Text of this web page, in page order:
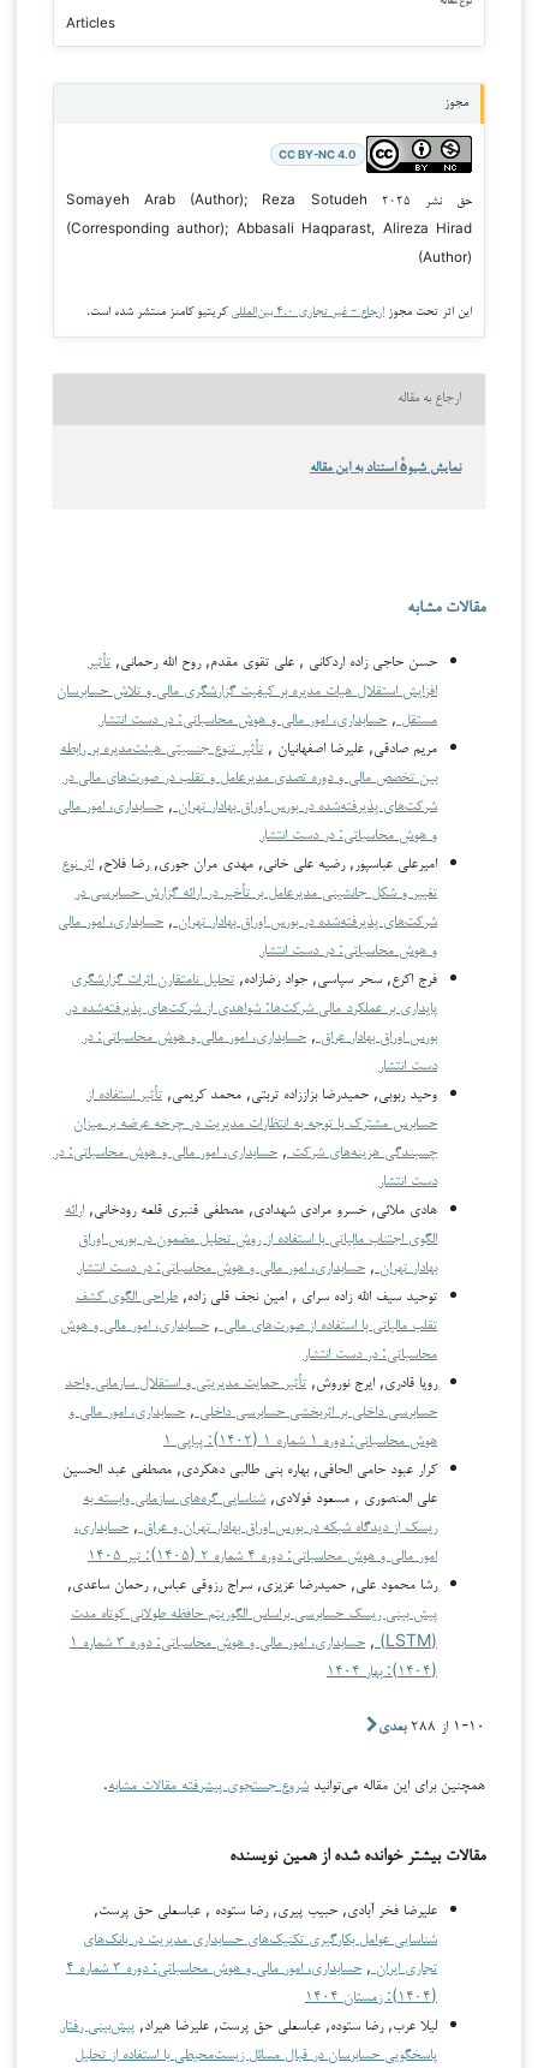
Articles
مجوز
CC BY-NC 4.0
حق نشر ۲۰۲۵ Somayeh Arab (Author); Reza Sotudeh
(Corresponding author); Abbasali Haqparast, Alireza Hirad
(Author)
این اثر تحت مجوز ارجاع - غیر تجاری ۴.۰ بین‌المللی کریتیو کامنز منتشر شده است.
ارجاع به مقاله
نمایش شیوهٔ استناد به این مقاله
مقالات مشابه
حسن حاجی زاده اردکانی , علی تقوی مقدم, روح الله رحمانی, تأثیر
افزایش استقلال هیات مدیره بر کیفیت گزارشگری مالی و تلاش حسابرسان
مستقل , حسابداری، امور مالی و هوش محاسباتی: در دست انتشار
مریم صادقی, علیرضا اصفهانیان , تأثیر تنوع جنسیتی هیئت‌مدیره بر رابطه
بین تخصص مالی و دوره تصدی مدیرعامل و تقلب در صورت‌های مالی در
شرکت‌های پذیرفته‌شده در بورس اوراق بهادار تهران , حسابداری، امور مالی
و هوش محاسباتی: در دست انتشار
امیرعلی عباسپور, رضیه علی خانی, مهدی مران جوری, رضا فلاح, اثر نوع
تغییر و شکل جانشینی مدیرعامل بر تأخیر در ارائه گزارش حسابرسی در
شرکت‌های پذیرفته‌شده در بورس اوراق بهادار تهران , حسابداری، امور مالی
و هوش محاسباتی: در دست انتشار
فرج اکرع, سحر سپاسی, جواد رضازاده, تحلیل نامتقارن اثرات گزارشگری
پایداری بر عملکرد مالی شرکت‌ها: شواهدی از شرکت‌های پذیرفته‌شده در
بورس اوراق بهادار عراق , حسابداری، امور مالی و هوش محاسباتی: در
دست انتشار
وحید ربوبی, حمیدرضا بزاززاده تربتی, محمد کریمی, تأثیر استفاده از
حسابرس مشترک با توجه به انتظارات مدیریت در چرخه عرضه بر میزان
چسبندگی هزینه‌های شرکت , حسابداری، امور مالی و هوش محاسباتی: در
دست انتشار
هادی ملائی, خسرو مرادی شهدادی, مصطفی قنبری قلعه رودخانی, ارائه
الگوی اجتناب مالیاتی با استفاده از روش تحلیل مضمون در بورس اوراق
بهادار تهران , حسابداری، امور مالی و هوش محاسباتی: در دست انتشار
توحید سیف الله زاده سرای , امین نجف قلی زاده, طراحی الگوی کشف
تقلب مالیاتی با استفاده از صورت‌های مالی , حسابداری، امور مالی و هوش
محاسباتی: در دست انتشار
رویا قادری, ایرج نوروش, تأثیر حمایت مدیریتی و استقلال سازمانی واحد
حسابرسی داخلی بر اثربخشی حسابرسی داخلی , حسابداری، امور مالی و
هوش محاسباتی: دوره ۱ شماره ۱ (۱۴۰۲): پیاپی ۱
کرار عبود حامی الحافی, بهاره بنی طالبی دهکردی, مصطفى عبد الحسين
علي المنصوري , مسعود فولادی, شناسایی گره‌های سازمانی وابسته به
ریسک از دیدگاه شبکه در بورس اوراق بهادار تهران و عراق , حسابداری،
امور مالی و هوش محاسباتی: دوره ۴ شماره ۲ (۱۴۰۵): تیر ۱۴۰۵
رشا محمود علي, حمیدرضا عزیزی, سراج رزوقی عباس, رحمان ساعدی,
پیش بینی ریسک حسابرسی براساس الگوریتم حافظه طولانی کوتاه مدت
(LSTM)
,
حسابداری، امور مالی و هوش محاسباتی: دوره ۳ شماره ۱
(۱۴۰۴): بهار ۱۴۰۴
۱-۱۰ از ۲۸۸ بعدی
همچنین برای این مقاله می‌توانید شروع جستجوی پیشرفته مقالات مشابه.
مقالات بیشتر خوانده شده از همین نویسنده
علیرضا فخر آبادی, حبیب پیری, رضا ستوده , عباسعلی حق پرست,
شناسایی عوامل بکارگیری تکنیک‌های حسابداری مدیریت در بانک‌های
تجاری ایران ,
حسابداری، امور مالی و هوش محاسباتی: دوره ۳ شماره ۴
(۱۴۰۴): زمستان ۱۴۰۴
لیلا عرب, رضا ستوده, عباسعلی حق پرست, علیرضا هیراد, پیش‌بینی رفتار
پاسخگویی حسابرسان در قبال مسائل زیست‌محیطی با استفاده از تحلیل